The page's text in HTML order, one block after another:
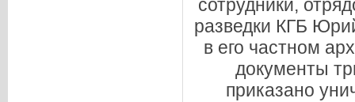
сотрудники,
разведки КГБ
в его частном
документы
приказано